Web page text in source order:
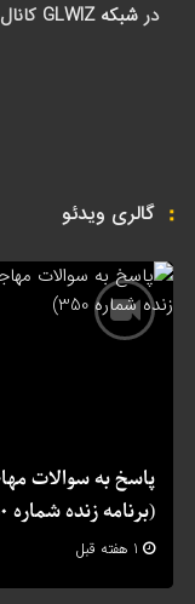
در شبکه GLWIZ کانال ۱۹۵
گالری ویدئو
(برنامه زنده شماره 350)
1 هفته قبل